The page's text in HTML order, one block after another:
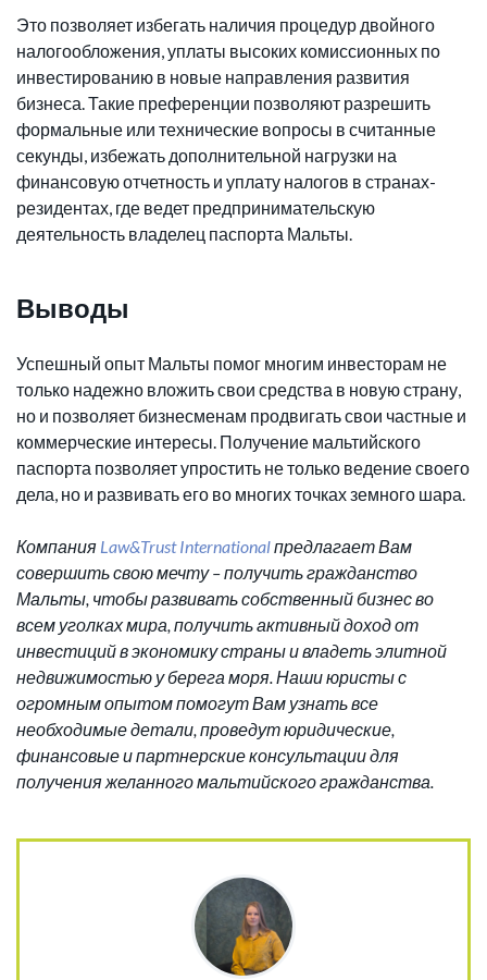
Это позволяет избегать наличия процедур двойного
налогообложения, уплаты высоких комиссионных по
инвестированию в новые направления развития
бизнеса. Такие преференции позволяют разрешить
формальные или технические вопросы в считанные
секунды, избежать дополнительной нагрузки на
финансовую отчетность и уплату налогов в странах-
резидентах, где ведет предпринимательскую
деятельность владелец паспорта Мальты.
Выводы
Успешный опыт Мальты помог многим инвесторам не
только надежно вложить свои средства в новую страну,
но и позволяет бизнесменам продвигать свои частные и
коммерческие интересы. Получение мальтийского
паспорта позволяет упростить не только ведение своего
дела, но и развивать его во многих точках земного шара.
Компания Law&Trust Internationalпредлагает Вам
совершить свою мечту – получить гражданство
Мальты, чтобы развивать собственный бизнес во
всем уголках мира, получить активный доход от
инвестиций в экономику страны и владеть элитной
недвижимостью у берега моря. Наши юристы с
огромным опытом помогут Вам узнать все
необходимые детали, проведут юридические,
финансовые и партнерские консультации для
получения желанного мальтийского гражданства.